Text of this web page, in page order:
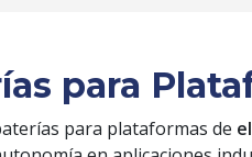
para
para plataformas de